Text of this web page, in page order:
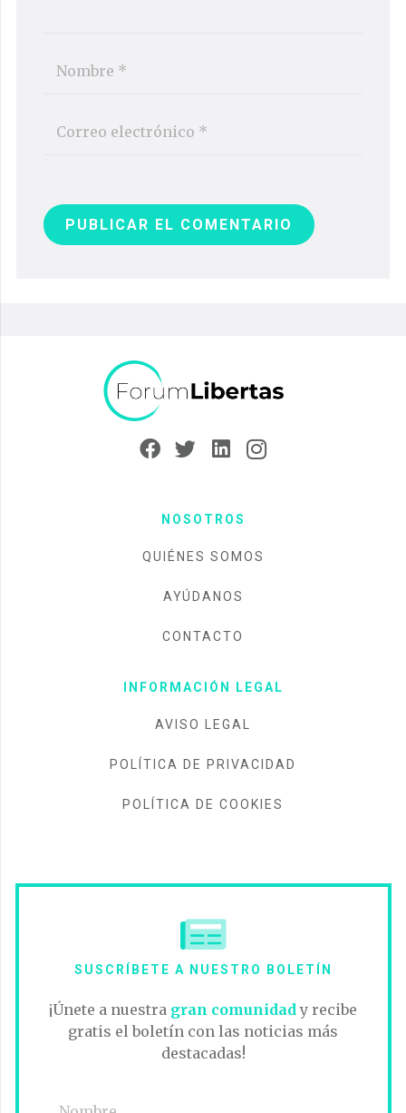
PUBLICAR EL COMENTARIO
NOSOTROS
QUIÉNES SOMOS
AYÚDANOS
CONTACTO
INFORMACIÓN LEGAL
AVISO LEGAL
POLÍTICA DE PRIVACIDAD
POLÍTICA DE COOKIES
SUSCRÍBETE A NUESTRO BOLETÍN
¡Únete a nuestra gran comunidad y recibe
gratis el boletín con las noticias más
destacadas!